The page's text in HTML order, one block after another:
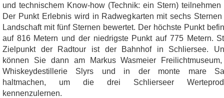
und technischem Know-how (Technik: ein Stern) teilnehmen
Der Punkt Erlebnis wird in Radwegkarten mit sechs
Landschaft mit fünf Sternen bewertet. Der höchste Punkt
auf 816 Metern und der niedrigste Punkt auf 775 Metern.
Zielpunkt der Radtour ist der Bahnhof in Schliersee.
können Sie dann am Markus Wasmeier
Whiskeydestillerie Slyrs und in der monte mare
haltmachen, um die drei Schlierseer
kennenzulernen.